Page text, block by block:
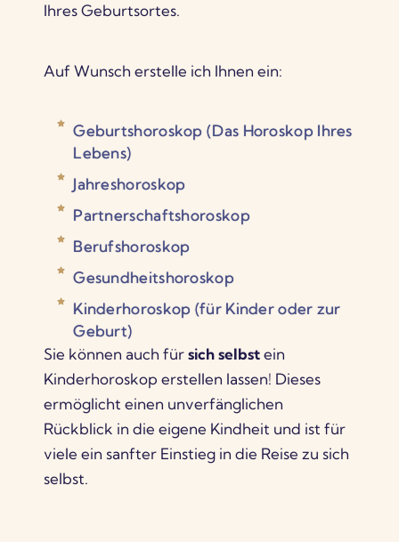
Ihres Geburtsortes.
Auf Wunsch erstelle ich Ihnen ein:
Geburtshoroskop (Das Horoskop Ihres
Lebens)
Jahreshoroskop
Partnerschaftshoroskop
Berufshoroskop
Gesundheitshoroskop
Kinderhoroskop (für Kinder oder zur
Geburt)
Sie können auch fürsich selbstein
Kinderhoroskop erstellen lassen! Dieses
ermöglicht einen unverfänglichen
Rückblick in die eigene Kindheit und ist für
viele ein sanfter Einstieg in die Reise zu sich
selbst.